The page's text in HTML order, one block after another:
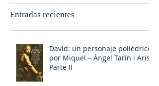
Entradas recientes
David: un personaje poliédrico,
por Miquel – Àngel Tarín i Arisó
Parte II